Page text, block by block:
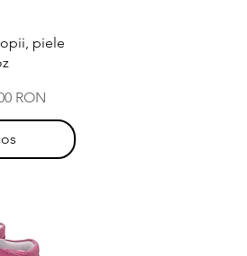
piele
RON